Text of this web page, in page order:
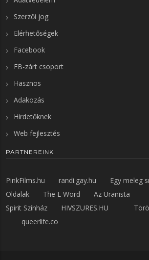
Szerzői jog
Elérhetőségek
Facebook
FB-zárt csoport
Hasznos
Adakozás
Hirdetőknek
Web fejlesztés
PARTNEREINK
PinkFilms.hu randi.gay.hu Egy meleg
Oldalak
The L Word Az Uranista
Spirit Színház
HIVSZURES.HU
queerlife.co